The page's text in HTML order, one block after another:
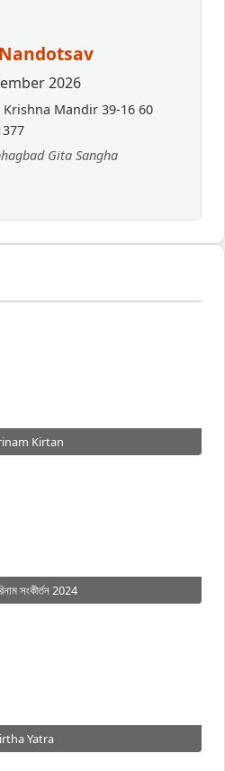
2026
Krishna Mandir 39-16 60
Gita Sangha
Kirtan
সংকীর্তন 2024
Yatra